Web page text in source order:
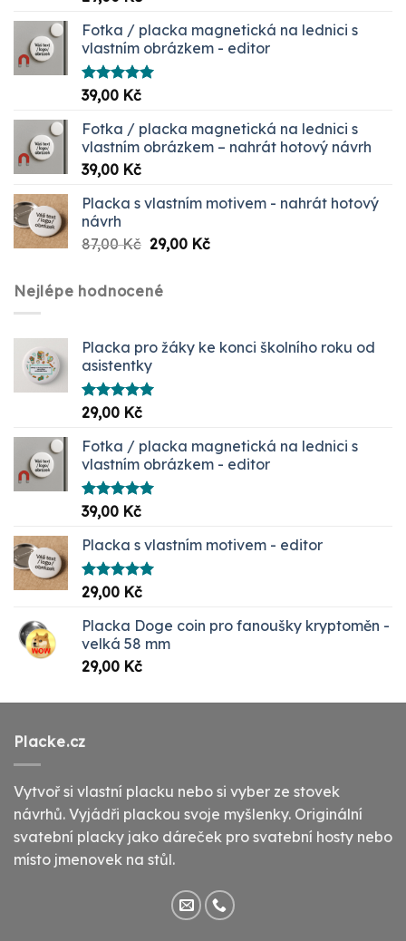
5.00
Fotka / placka magnetická na lednici s
vlastním obrázkem - editor
Hodnocení
5.00
39,00 Kč
Fotka / placka magnetická na lednici s
vlastním obrázkem – nahrát hotový návrh
39,00 Kč
Placka s vlastním motivem - nahrát hotový
návrh
87,00Kč Původní
byla:
87,00 Kč.
29,00 KčAktuální
Nejlépe hodnocené
Placka pro žáky ke konci školního roku od
asistentky
Hodnocení
5.00
29,00 Kč
Fotka / placka magnetická na lednici s
vlastním obrázkem - editor
Hodnocení
5.00
39,00 Kč
Placka s vlastním motivem - editor
Hodnocení
5.00
29,00 Kč
Placka Doge coin pro fanoušky kryptoměn -
velká 58 mm
29,00 Kč
Placke.cz
Vytvoř si vlastní placku nebo si vyber ze stovek
návrhů. Vyjádři plackou svoje myšlenky. Originální
svatební placky jako dáreček pro svatební hosty nebo
místo jmenovek na stůl.